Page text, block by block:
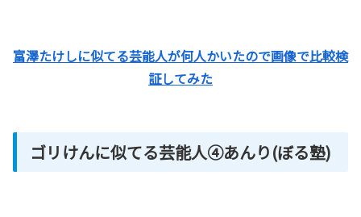
富澤たけしに似てる芸能人が何人かいたので画像で比較検
証してみた
ゴリけんに似てる芸能人④あんり(ぼる塾)